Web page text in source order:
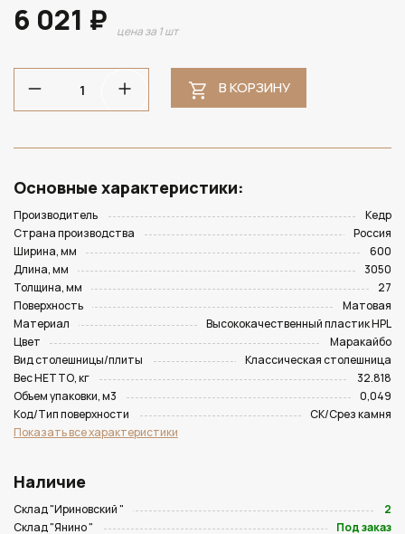
6 021 ₽ цена за 1 шт
В КОРЗИНУ
Основные характеристики:
Производитель
Кедр
Страна производства
Россия
Ширина, мм
600
Длина, мм
3050
Толщина, мм
27
Поверхность
Матовая
Материал
Высококачественный пластик HPL
Цвет
Маракайбо
Вид столешницы/плиты
Классическая столешница
Вес НЕТТО, кг
32.818
Объем упаковки, м3
0,049
Код/Тип поверхности
CK/Срез камня
Показать все характеристики
Наличие
Склад "Ириновский "
2
Склад "Янино "
Под заказ